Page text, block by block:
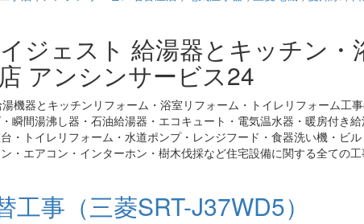
ジェスト 給湯器とキッチン・
アンシンサービス24
機器とキッチンリフォーム・浴室リフォーム・トイレリフォーム工
瞬間湯沸し器・石油給湯器・エコキュート・電気温水器・暖房付き
・トイレリフォーム・水道ポンプ・レンジフード・食器洗い機・ビ
・エアコン・インターホン・樹木伐採など住宅設備に関する全ての
事（三菱SRT-J37WD5）